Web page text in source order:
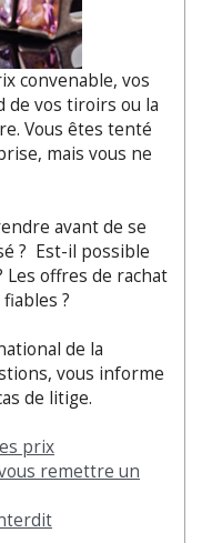
convenable, vos
de vos tiroirs ou la
Vous êtes tenté
mais vous ne
avant de se
? Est-il possible
offres de rachat
?
de la
vous informe
de litige.
prix
remettre un